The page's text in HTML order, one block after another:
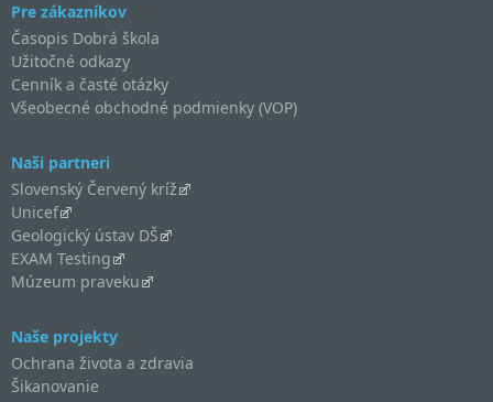
Pre zákazníkov
Časopis Dobrá škola
Užitočné odkazy
Cenník a časté otázky
Všeobecné obchodné podmienky (VOP)
Naši partneri
Slovenský Červený kríž
Unicef
Geologický ústav DŠ
EXAM Testing
Múzeum praveku
Naše projekty
Ochrana života a zdravia
Šikanovanie